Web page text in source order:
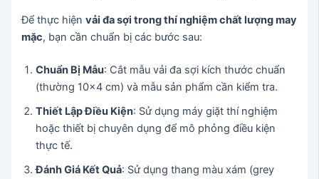
Để thực hiệnvải đa sợi trong thí nghiệm chất lượng may
mặc, bạn cần chuẩn bị các bước sau:
Chuẩn Bị Mẫu: Cắt mẫu vải đa sợi kích thước chuẩn
(thường 10×4 cm) và mẫu sản phẩm cần kiểm tra.
Thiết Lập Điều Kiện: Sử dụng máy giặt thí nghiệm
hoặc thiết bị chuyên dụng để mô phỏng điều kiện
thực tế.
Đánh Giá Kết Quả: Sử dụng thang màu xám (grey